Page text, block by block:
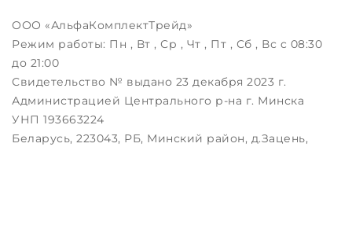
ООО «АльфаКомплектТрейд»
Режим работы: Пн , Вт , Ср , Чт , Пт , Сб , Вс c 08:30
до 21:00
Свидетельство № выдано 23 декабря 2023 г.
Администрацией Центрального р-на г. Минска
УНП 193663224
Беларусь, 223043, РБ, Минский район, д.Зацень,